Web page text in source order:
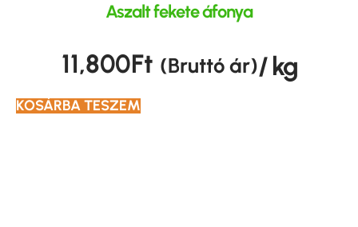
Aszalt fekete áfonya
11,800Ft (Bruttó ár)/ kg
KOSÁRBA TESZEM